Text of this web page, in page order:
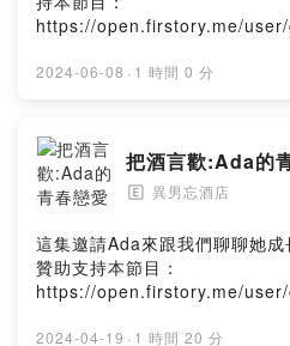
https://open.firstory.me/
by Firstory Hosting
2024-06-08 · 1 時間 0 分
把酒言歡:Ada的
🄴 異男忘酒店
這集邀請Ada來跟我們聊聊她
贊助支持本節目：
https://open.firstory.me/
by Firstory Hosting
2024-04-19 · 1 時間 20 分